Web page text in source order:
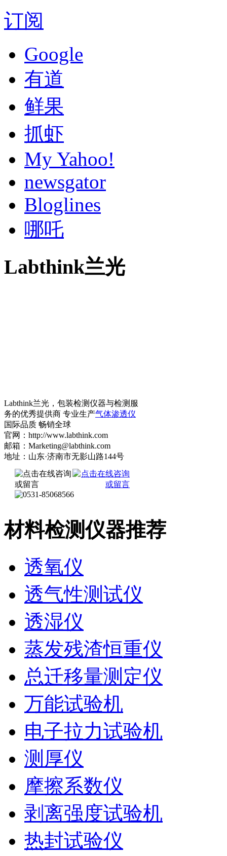
订阅
Google
有道
鲜果
抓虾
My Yahoo!
newsgator
Bloglines
哪吒
Labthink兰光
Labthink兰光，包装检测仪器与检测服
务的优秀提供商 专业生产气体渗透仪
国际品质 畅销全球
官网：http://www.labthink.com
邮箱：Marketing@labthink.com
地址：山东·济南市无影山路144号
材料检测仪器推荐
透氧仪
透气性测试仪
透湿仪
蒸发残渣恒重仪
总迁移量测定仪
万能试验机
电子拉力试验机
测厚仪
摩擦系数仪
剥离强度试验机
热封试验仪